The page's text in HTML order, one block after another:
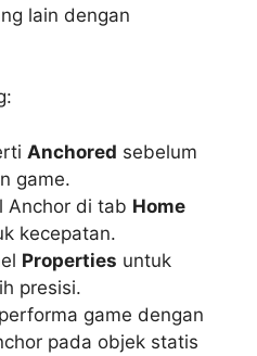
lain dengan
Anchored sebelum
game.
Anchor di tab Home
kecepatan.
Properties untuk
presisi.
game dengan
pada objek statis